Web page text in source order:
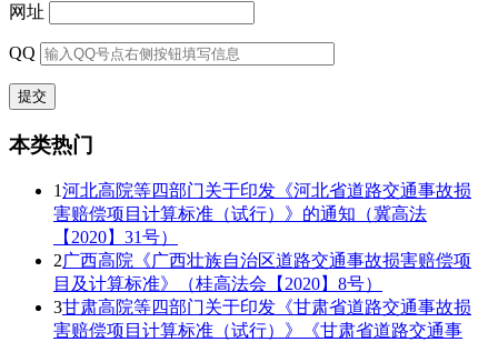
网址
QQ
本类热门
1河北高院等四部门关于印发《河北省道路交通事故损
害赔偿项目计算标准（试行）》的通知（冀高法
【2020】31号）
2广西高院《广西壮族自治区道路交通事故损害赔偿项
目及计算标准》（桂高法会【2020】8号）
3甘肃高院等四部门关于印发《甘肃省道路交通事故损
害赔偿项目计算标准（试行）》《甘肃省道路交通事